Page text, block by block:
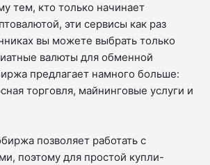
тем, кто только начинает
эти сервисы как раз
вы можете выбрать только
валюты для обменной
предлагает намного больше:
торговля, майнинговые услуги и
позволяет работать с
поэтому для простой купли-